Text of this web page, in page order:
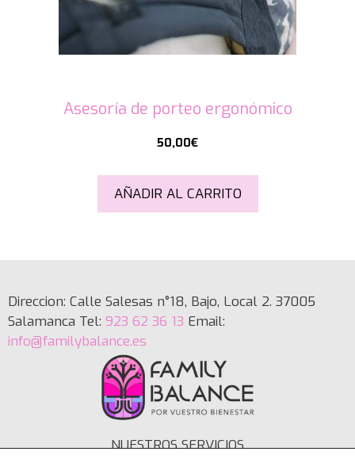
Asesoría de porteo ergonómico
50,00€
AÑADIR AL CARRITO
Direccion: Calle Salesas n°18, Bajo, Local 2. 37005
Salamanca Tel: 923 62 36 13 Email:
info@familybalance.es
NUESTROS SERVICIOS